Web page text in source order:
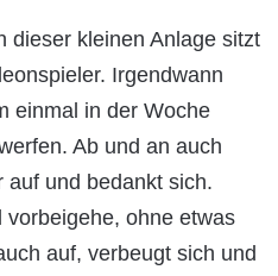
dieser kleinen Anlage sitzt
Irgendwann
einmal in der Woche
Ab und an auch
auf und bedankt sich.
ohne etwas
auf, verbeugt sich und